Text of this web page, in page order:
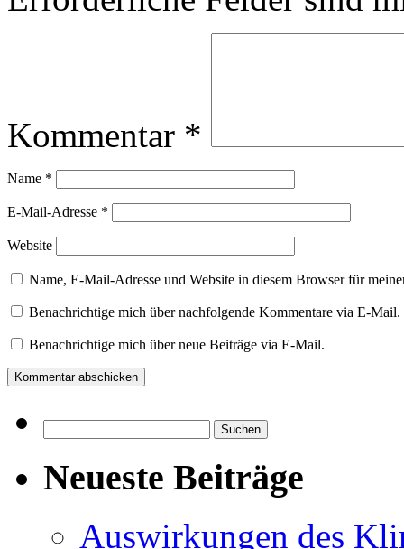
Kommentar *
Name *
E-Mail-Adresse *
Website
Name, E-Mail-Adresse und Website in diesem Browser für
Benachrichtige mich über nachfolgende Kommentare via E-Mail.
Benachrichtige mich über neue Beiträge via E-Mail.
nach:
Neueste Beiträge
Auswirkungen des